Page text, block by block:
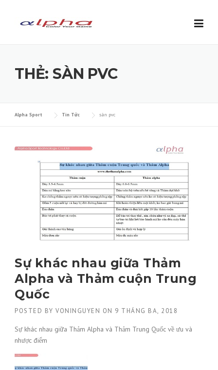
THẺ: SÀN PVC
Alpha Sport Tin Tức sàn pvc
Sự khác nhau giữa Thảm
Alpha và Thảm cuộn Trung
Quốc
POSTED BY VONINGUYEN ON 9 THÁNG BA, 2018
Sự khác nhau giữa Thảm Alpha và Thảm Trung Quốc về ưu và
nhược điểm